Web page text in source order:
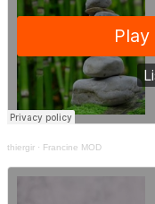
thiergir · Francine MOD